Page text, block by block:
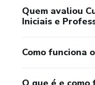
Quem avaliou
Iniciais e
Como funciona